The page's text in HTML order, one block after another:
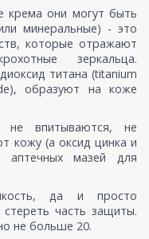
крема они могут быть
минеральные) - это
которые отражают
зеркальца.
титана (titanium
образуют на коже
не впитываются, не
кожу (а оксид цинка и
аптечных мазей для
да и просто
часть защиты.
не больше 20.